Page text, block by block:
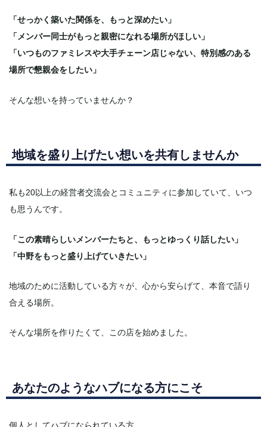
「せっかく築いた関係を、もっと深めたい」
「メンバー同士がもっと親密になれる場所がほしい」
「いつものファミレスや大手チェーン店じゃない、特別感のある
場所で懇親会をしたい」
そんな想いを持っていませんか？
地域を盛り上げたい想いを共有しませんか
私も20以上の経営者交流会とコミュニティに参加していて、いつ
も思うんです。
「この素晴らしいメンバーたちと、もっとゆっくり話したい」
「中野をもっと盛り上げていきたい」
地域のために活動している方々が、心から安らげて、本音で語り
合える場所。
そんな場所を作りたくて、この店を始めました。
あなたのようなハブになる方にこそ
個人としてハブになられている方、